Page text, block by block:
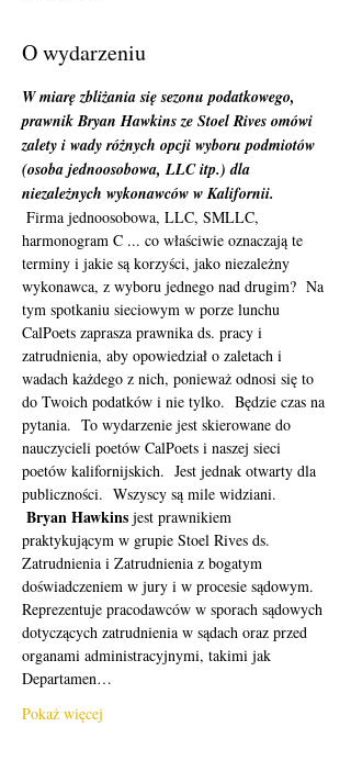
O wydarzeniu
W miarę zbliżania się sezonu podatkowego,
prawnik Bryan Hawkins ze Stoel Rives omówi
zalety i wady różnych opcji wyboru podmiotów
(osoba jednoosobowa, LLC itp.) dla
niezależnych wykonawców w Kalifornii.
harmonogram C ... co właściwie oznaczają te
terminy i jakie są korzyści, jako niezależny
wykonawca, z wyboru jednego nad drugim?  Na
tym spotkaniu sieciowym w porze lunchu
CalPoets zaprasza prawnika ds. pracy i
zatrudnienia, aby opowiedział o zaletach i
wadach każdego z nich, ponieważ odnosi się to
do Twoich podatków i nie tylko.  Będzie czas na
pytania.  To wydarzenie jest skierowane do
nauczycieli poetów CalPoets i naszej sieci
poetów kalifornijskich.  Jest jednak otwarty dla
publiczności.  Wszyscy są mile widziani.
Bryan Hawkins jest prawnikiem
praktykującym w grupie Stoel Rives ds.
Zatrudnienia i Zatrudnienia z bogatym
doświadczeniem w jury i w procesie sądowym.
Reprezentuje pracodawców w sporach sądowych
dotyczących zatrudnienia w sądach oraz przed
organami administracyjnymi, takimi jak
Departamen…
Pokaż więcej